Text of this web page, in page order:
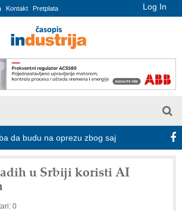
Log In
Kontakt Pretplata
na oprezu zbog sajber pretnji tokom
u Srbiji koristi AI
0